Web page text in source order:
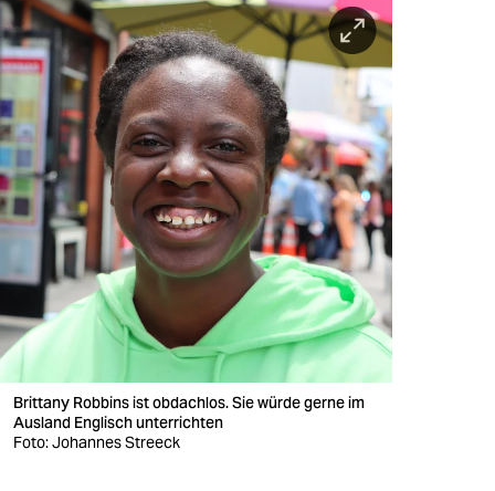
Brittany Robbins ist obdachlos. Sie würde gerne im
Ausland Englisch unterrichten
Foto: Johannes Streeck